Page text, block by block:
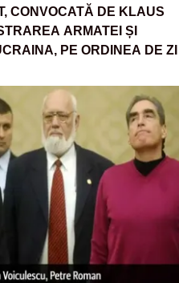
CONVOCATĂ DE KLAUS
ARMATEI ȘI
PE ORDINEA DE ZI